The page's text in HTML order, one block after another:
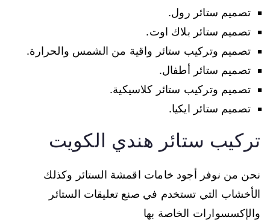
تصميم ستائر رول.
تصميم ستائر بلاك اوت.
تصميم وتركيب ستائر واقية من الشمس والحرارة.
تصميم ستائر أطفال.
تصميم وتركيب ستائر كلاسيكية.
تصميم ستائر ايكيا.
تركيب ستائر هندي الكويت
نحن من نوفر أجود خامات اقمشة الستائر وكذلك
الأخشاب التي تستخدم في صنع تعليقات الستائر
والإكسسوارات الخاصة بها